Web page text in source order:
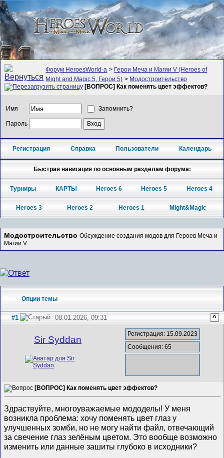
Форум HeroesWorld-а > Герои Меча и Магии V (Heroes of
Might and Magic 5, Герои 5) > Модостроительство
[ВОПРОС] Как поменять цвет эффектов?
Имя Запомнить?
Пароль
Регистрация Справка Пользователи Календарь
Быстрая навигация по основным разделам форума:
Турниры КАРТЫ Heroes 6 Heroes 5 Heroes 4
Heroes 3 Heroes 2 Heroes 1 Might&Magic
Модостроительство Обсуждение создания модов для Героев Меча и
Магии V.
Опции темы
#1 08.01.2026, 09:31 ^
Sir Syddan
Регистрация: 15.09.2023
Сообщения: 65
[ВОПРОС] Как поменять цвет эффектов?
Здраствуйте, многоуважаемые мододелы! У меня
возникла проблема: хочу поменять цвет глаз у
улучшенных зомби, но не могу найти файл, отвечающий
за свечение глаз зелёным цветом. Это вообще возможно
изменить или данные зашиты глубоко в исходники?